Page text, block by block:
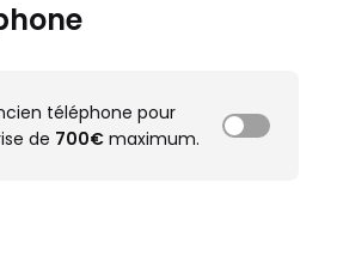
téléphone pour
de 700€ maximum.